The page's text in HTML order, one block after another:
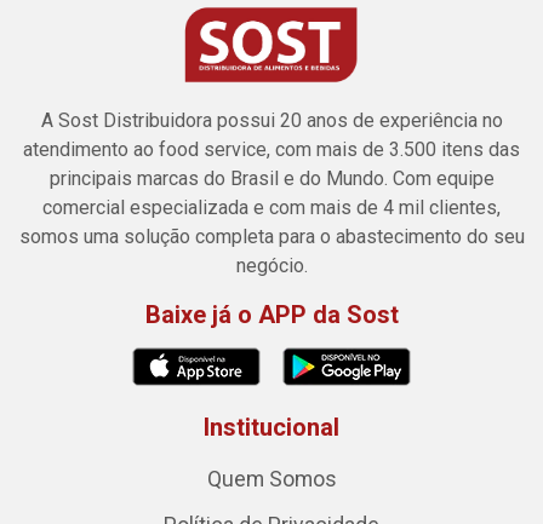
A Sost Distribuidora possui 20 anos de experiência no
atendimento ao food service, com mais de 3.500 itens das
principais marcas do Brasil e do Mundo. Com equipe
comercial especializada e com mais de 4 mil clientes,
somos uma solução completa para o abastecimento do seu
negócio.
Baixe já o APP da Sost
Institucional
Quem Somos